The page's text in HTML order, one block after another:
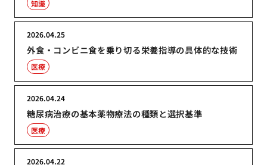
知識
外食・コンビニ食を乗り切る栄養指導の具体的な技術
2026.04.25
医療
糖尿病治療の基本薬物療法の種類と選択基準
2026.04.24
医療
2026.04.22